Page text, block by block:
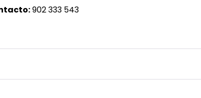
902 333 543